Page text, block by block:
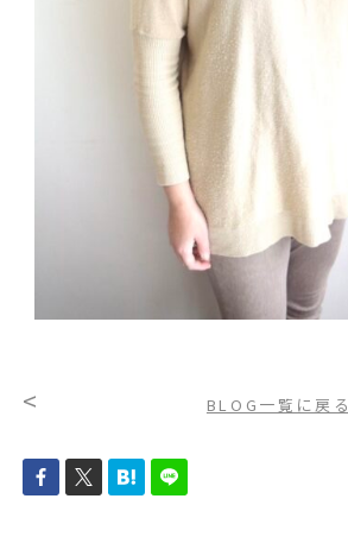
< BLOG一覧に戻る